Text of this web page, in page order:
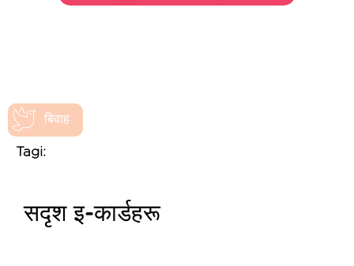
बिवाह
Tagi:
सदृश इ-कार्डहरू